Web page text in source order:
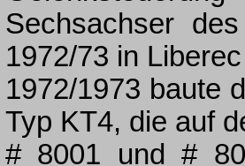
Sechsachser
1972/73 in
1972/1973 baute
Typ KT4, die auf
# 8001 und #